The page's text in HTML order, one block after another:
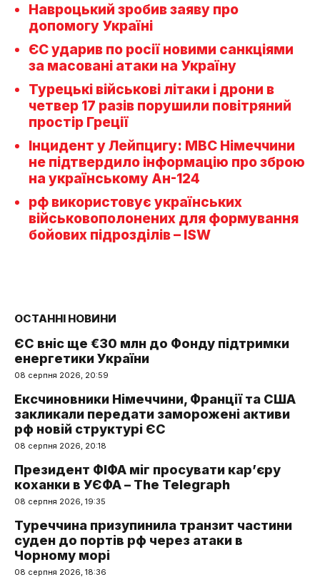
Навроцький зробив заяву про
допомогу Україні
ЄС ударив по росії новими санкціями
за масовані атаки на Україну
Турецькі військові літаки і дрони в
четвер 17 разів порушили повітряний
простір Греції
Інцидент у Лейпцигу: МВС Німеччини
не підтвердило інформацію про зброю
на українському Ан-124
рф використовує українських
військовополонених для формування
бойових підрозділів – ISW
ОСТАННІ НОВИНИ
ЄС вніс ще €30 млн до Фонду підтримки
енергетики України
08 серпня 2026, 20:59
Ексчиновники Німеччини, Франції та США
закликали передати заморожені активи
рф новій структурі ЄС
08 серпня 2026, 20:18
Президент ФІФА міг просувати кар’єру
коханки в УЄФА – The Telegraph
08 серпня 2026, 19:35
Туреччина призупинила транзит частини
суден до портів рф через атаки в
Чорному морі
08 серпня 2026, 18:36